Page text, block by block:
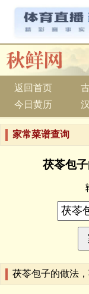
返回首页
今日黄历
家常菜谱查询
茯苓包
茯苓包子的做法